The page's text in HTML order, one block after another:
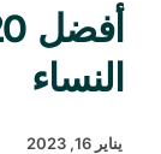
النساء
يناير 16, 2023